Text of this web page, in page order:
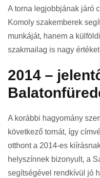
A torna legjobbjának járó
Komoly szakemberek
munkáját, hanem a
szakmailag is nagy
2014 –
A korábbi hagyomány
következő tornát, így
otthont a 2014-es
helyszínnek bizonyult, a
segítségével rendkívül jó